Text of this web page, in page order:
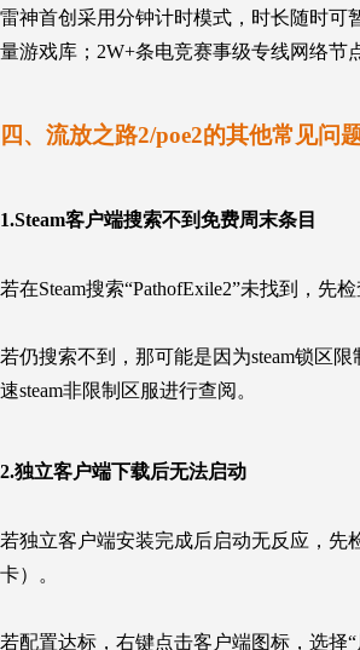
雷神首创采用分钟计时模式，时长随时可
量游戏库；2W+条电竞赛事级专线网络节
四、流放之路2/poe2的其他常见问
1.Steam客户端搜索不到免费周末条目
若在Steam搜索“PathofExile2”未找到，先
若仍搜索不到，那可能是因为steam锁区
速steam非限制区服进行查阅。
2.独立客户端下载后无法启动
若独立客户端安装完成后启动无反应，先
卡）。
若配置达标，右键点击客户端图标，选择